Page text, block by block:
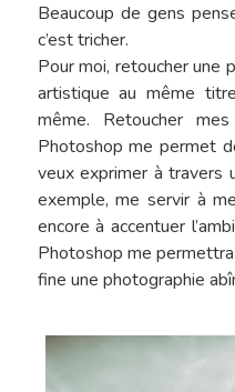
Beaucoup de gens
c’est tricher.
Pour moi, retoucher une
artistique au même
même. Retoucher
Photoshop me permet
veux exprimer à travers
exemple, me servir à
encore à accentuer
Photoshop me
fine une photographie